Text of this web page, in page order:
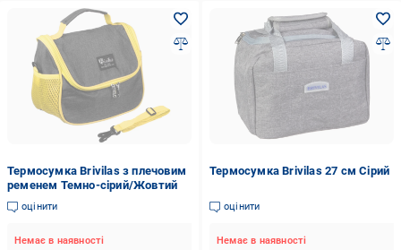
Термосумка Brivilas з плечовим
ременем Темно-сірий/Жовтий
оцінити
Немає в наявності
Термосумка Brivilas 27 см Сірий
оцінити
Немає в наявності